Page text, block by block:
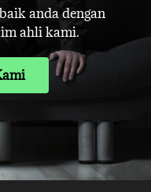
anda dengan
ahli kami.